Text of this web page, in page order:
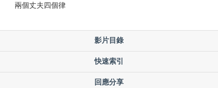
兩個丈夫四個律
影片目錄
快速索引
回應分享